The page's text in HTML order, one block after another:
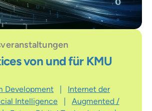
von und für KMU
Development | Internet der
Intelligence | Augmented /